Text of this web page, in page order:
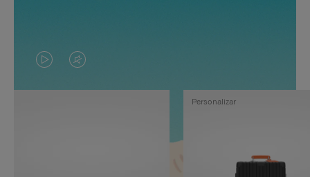
EL
VÍDEO
EL
SONIDO
Personalizar